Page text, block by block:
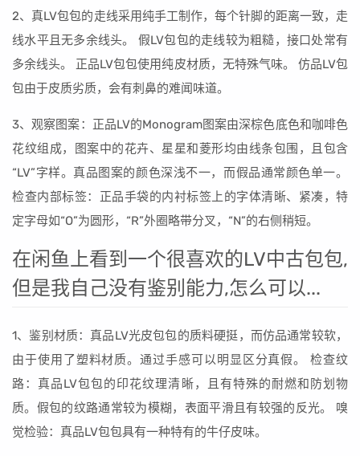
2、真LV包包的走线采用纯手工制作，每个针脚的距离一致，走
线水平且无多余线头。 假LV包包的走线较为粗糙，接口处常有
多余线头。 正品LV包包使用纯皮材质，无特殊气味。 仿品LV包
包由于皮质劣质，会有刺鼻的难闻味道。
3、观察图案：正品LV的Monogram图案由深棕色底色和咖啡色
花纹组成，图案中的花卉、星星和菱形均由线条包围，且包含
“LV”字样。真品图案的颜色深浅不一，而假品通常颜色单一。
检查内部标签：正品手袋的内衬标签上的字体清晰、紧凑，特
定字母如“O”为圆形，“R”外圈略带分叉，“N”的右侧稍短。
在闲鱼上看到一个很喜欢的LV中古包包,
但是我自己没有鉴别能力,怎么可以...
1、鉴别材质：真品LV光皮包包的质料硬挺，而仿品通常较软，
由于使用了塑料材质。通过手感可以明显区分真假。 检查纹
路：真品LV包包的印花纹理清晰，且有特殊的耐燃和防划物
质。假包的纹路通常较为模糊，表面平滑且有较强的反光。 嗅
觉检验：真品LV包包具有一种特有的牛仔皮味。